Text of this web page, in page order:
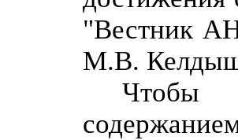
"Вестник
М.В.
Чтобы